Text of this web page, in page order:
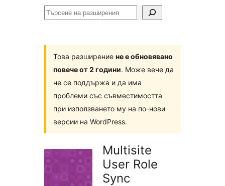
Търсене
Това разширение не е обновявано
повече от 2 години. Може вече да
не се поддържа и да има
проблеми със съвместимостта
при използването му на по-нови
версии на WordPress.
Multisite
User Role
Sync